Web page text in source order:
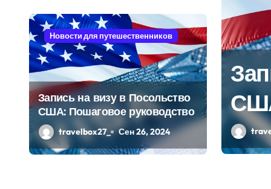
Новости для путешественников
Запись на визу в Посольство
США: Пошаговое руководство
travelbox27_ Сен 26, 2024
в Посольство
руководство
в